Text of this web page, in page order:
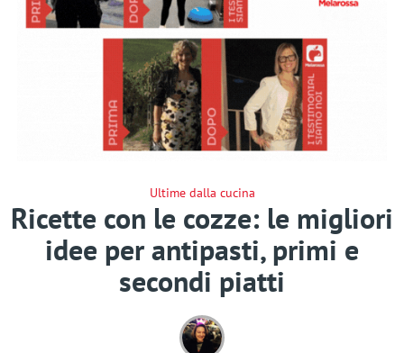
Ultime dalla cucina
Ricette con le cozze: le migliori
idee per antipasti, primi e
secondi piatti